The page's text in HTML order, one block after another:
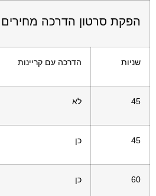
הפקת סרטון הדרכה מחירים
שניות הדרכה עם קריינות
45 לא
45 כן
60 כן